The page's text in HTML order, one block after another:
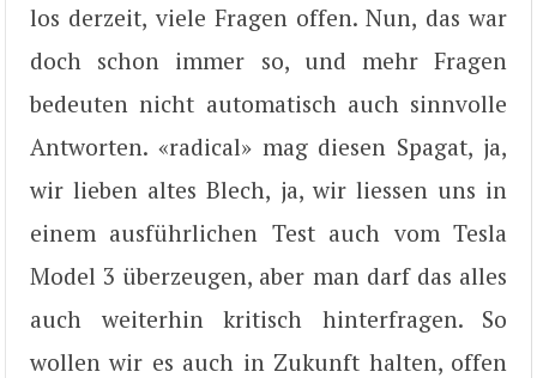
los derzeit, viele Fragen offen. Nun, das war
doch schon immer so, und mehr Fragen
bedeuten nicht automatisch auch sinnvolle
Antworten. «radical» mag diesen Spagat, ja,
wir lieben altes Blech, ja, wir liessen uns in
einem ausführlichen Test auch vom Tesla
Model 3 überzeugen, aber man darf das alles
auch weiterhin kritisch hinterfragen. So
wollen wir es auch in Zukunft halten, offen